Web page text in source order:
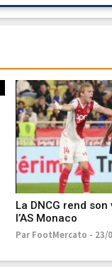
La DNCG rend
l’AS Monaco
Par FootMercato - 23/